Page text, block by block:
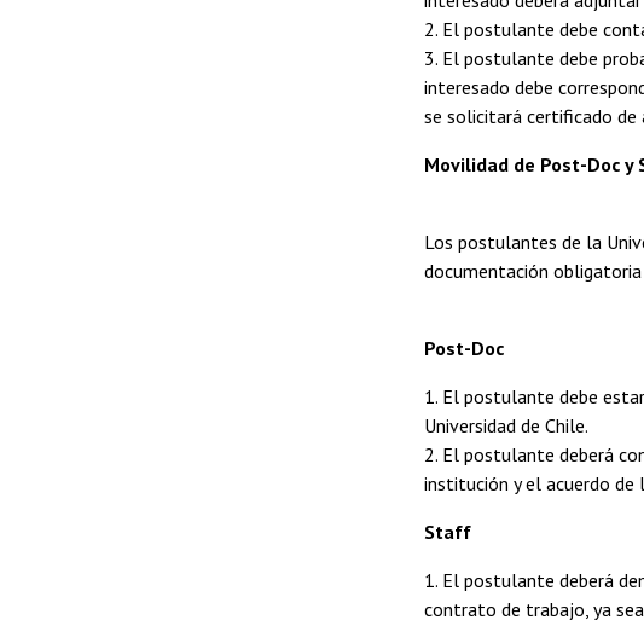
2. El postulante debe
3. El postulante debe
interesado debe
se solicitará certificado
Movilidad de Post-Doc y
Los postulantes de la
documentación
Post-Doc
1. El postulante debe
Universidad de Chile.
2. El postulante deberá
institución y el acuerdo
Staff
1. El postulante deberá
contrato de trabajo, ya